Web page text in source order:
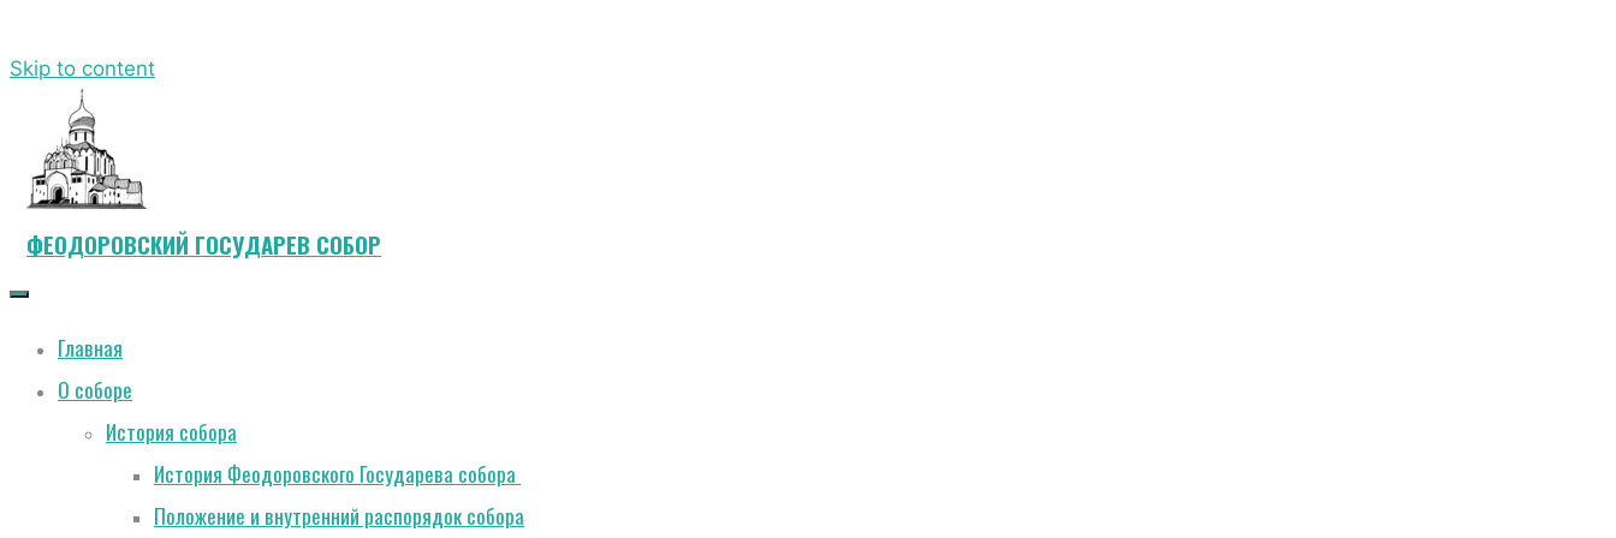
Skip to content
ФЕОДОРОВСКИЙ ГОСУДАРЕВ СОБОР
Главная
О соборе
История собора
История Феодоровского Государева собора
Положение и внутренний распорядок собора